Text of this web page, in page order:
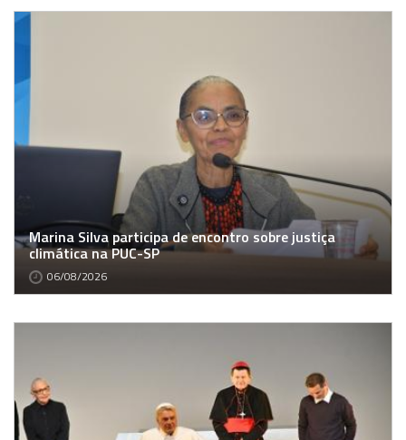
Marina Silva participa de encontro sobre justiça
climática na PUC-SP
06/08/2026